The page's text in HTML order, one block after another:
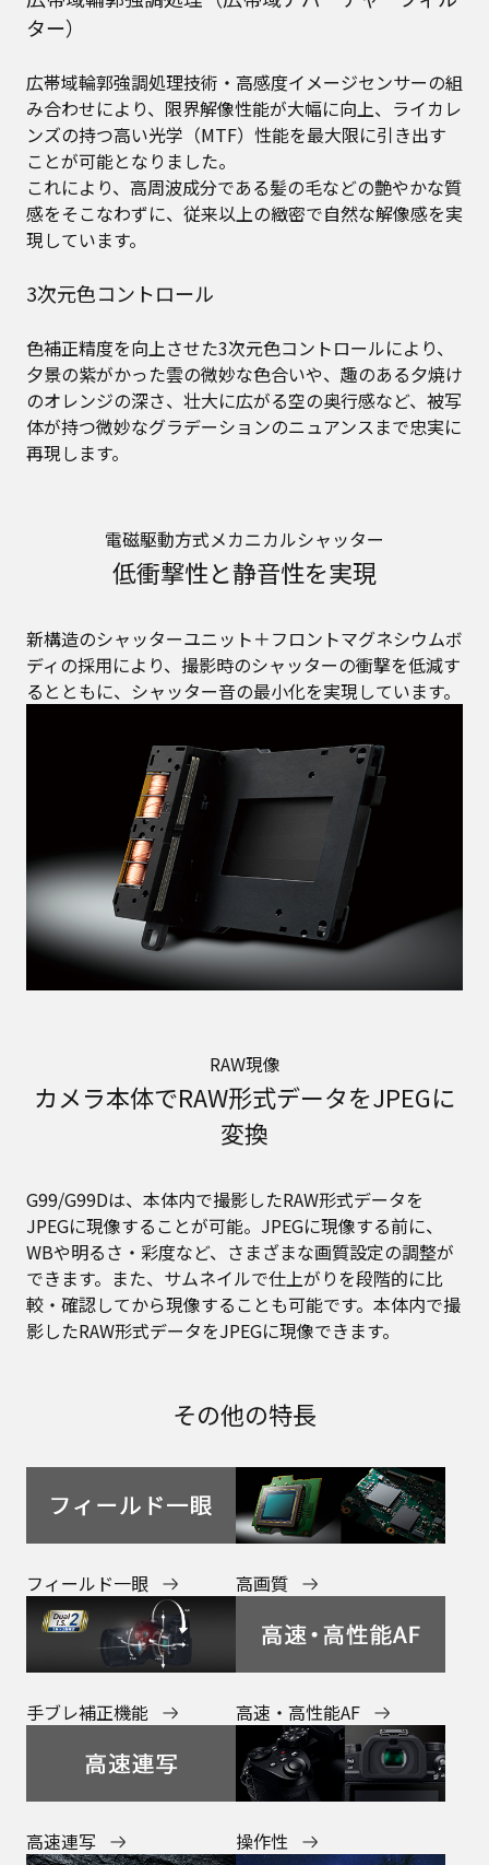
ター）
広帯域輪郭強調処理技術・高感度イメージセンサーの組
み合わせにより、限界解像性能が大幅に向上、ライカレ
ンズの持つ高い光学（MTF）性能を最大限に引き出す
ことが可能となりました。
これにより、高周波成分である髪の毛などの艶やかな質
感をそこなわずに、従来以上の緻密で自然な解像感を実
現しています。
3次元色コントロール
色補正精度を向上させた3次元色コントロールにより、
夕景の紫がかった雲の微妙な色合いや、趣のある夕焼け
のオレンジの深さ、壮大に広がる空の奥行感など、被写
体が持つ微妙なグラデーションのニュアンスまで忠実に
再現します。
電磁駆動方式メカニカルシャッター
低衝撃性と静音性を実現
新構造のシャッターユニット＋フロントマグネシウムボ
ディの採用により、撮影時のシャッターの衝撃を低減す
るとともに、シャッター音の最小化を実現しています。
RAW現像
カメラ本体でRAW形式データをJPEGに
変換
G99/G99Dは、本体内で撮影したRAW形式データを
JPEGに現像することが可能。JPEGに現像する前に、
WBや明るさ・彩度など、さまざまな画質設定の調整が
できます。また、サムネイルで仕上がりを段階的に比
較・確認してから現像することも可能です。本体内で撮
影したRAW形式データをJPEGに現像できます。
その他の特長
フィールド一眼 高画質
手ブレ補正機能 高速・高性能AF
高速連写 操作性